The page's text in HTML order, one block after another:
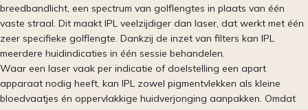
breedbandlicht, een spectrum van golflengtes in plaats van één
vaste straal. Dit maakt IPL veelzijdiger dan laser, dat werkt met één
zeer specifieke golflengte. Dankzij de inzet van filters kan IPL
meerdere huidindicaties in één sessie behandelen.
Waar een laser vaak per indicatie of doelstelling een apart
apparaat nodig heeft, kan IPL zowel pigmentvlekken als kleine
bloedvaatjes én oppervlakkige huidverjonging aanpakken. Omdat